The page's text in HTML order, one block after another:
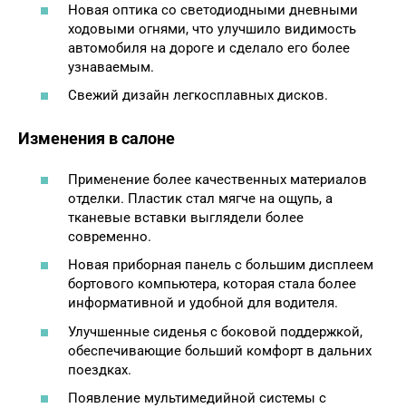
Новая оптика со светодиодными дневными
ходовыми огнями, что улучшило видимость
автомобиля на дороге и сделало его более
узнаваемым.
Свежий дизайн легкосплавных дисков.
Изменения в салоне
Применение более качественных материалов
отделки. Пластик стал мягче на ощупь, а
тканевые вставки выглядели более
современно.
Новая приборная панель с большим дисплеем
бортового компьютера, которая стала более
информативной и удобной для водителя.
Улучшенные сиденья с боковой поддержкой,
обеспечивающие больший комфорт в дальних
поездках.
Появление мультимедийной системы с